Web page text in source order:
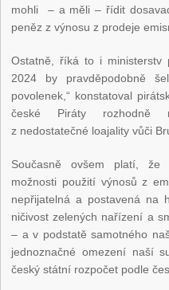
mohli – a měli – řídit
peněz z výnosu z prodeje
Ostatně, říká to i ministerstv
2024 by pravděpodobně
povolenek,“ konstatoval
české Piráty rozhodně
z nedostatečné loajality vůči
Současně ovšem platí, že
možnosti použití výnosů z
nepřijatelná a postavená na
ničivost zelených nařízení a
– a v podstatě samotného
jednoznačné omezení naší
český státní rozpočet podle